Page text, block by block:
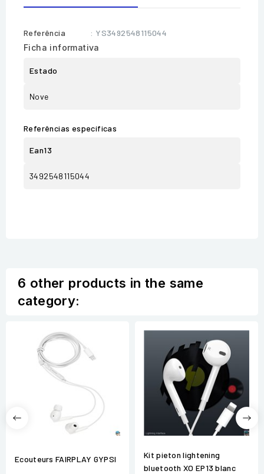
Referência
: YS3492548115044
Ficha informativa
Estado
Nove
Referências específicas
Ean13
3492548115044
6 other products in the same
category:
Ecouteurs FAIRPLAY GYPSI
Kit pieton lightening
bluetooth XO EP13 blanc